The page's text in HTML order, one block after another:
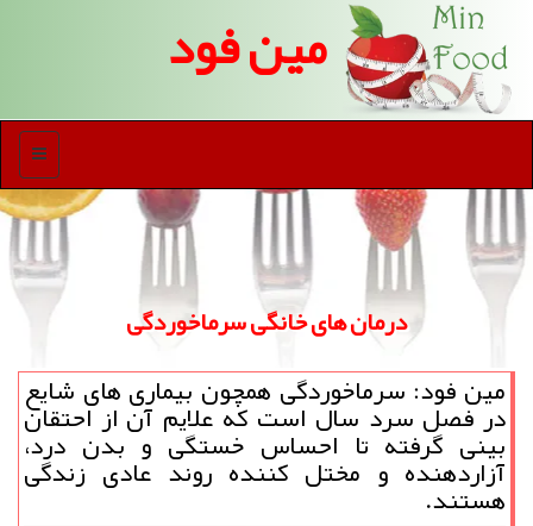
مین فود
منو
درمان های خانگی سرماخوردگی
مین فود: سرماخوردگی همچون بیماری های شایع
در فصل سرد سال است كه علایم آن از احتقان
بینی گرفته تا احساس خستگی و بدن درد،
آزاردهنده و مختل كننده روند عادی زندگی
هستند.